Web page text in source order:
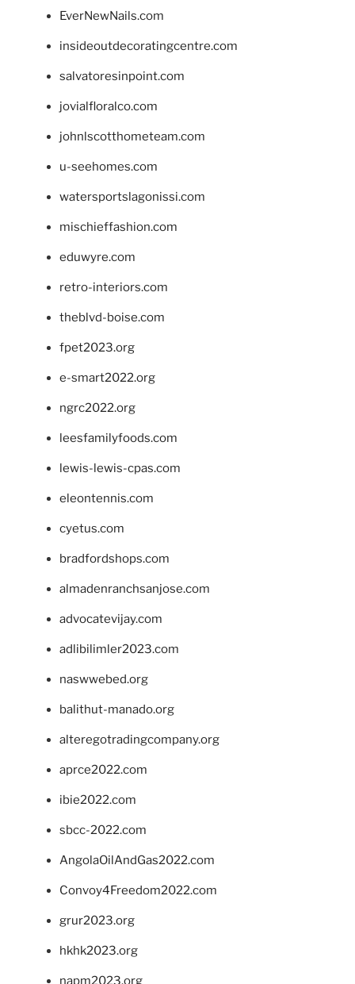
EverNewNails.com
insideoutdecoratingcentre.com
salvatoresinpoint.com
jovialfloralco.com
johnlscotthometeam.com
u-seehomes.com
watersportslagonissi.com
mischieffashion.com
eduwyre.com
retro-interiors.com
theblvd-boise.com
fpet2023.org
e-smart2022.org
ngrc2022.org
leesfamilyfoods.com
lewis-lewis-cpas.com
eleontennis.com
cyetus.com
bradfordshops.com
almadenranchsanjose.com
advocatevijay.com
adlibilimler2023.com
naswwebed.org
balithut-manado.org
alteregotradingcompany.org
aprce2022.com
ibie2022.com
sbcc-2022.com
AngolaOilAndGas2022.com
Convoy4Freedom2022.com
grur2023.org
hkhk2023.org
napm2023.org